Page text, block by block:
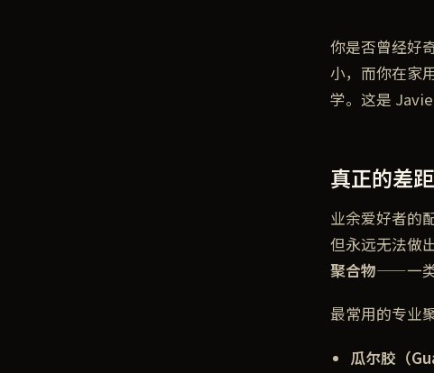
你是否曾经好
小，而你在家
学。这是
真正的差
业余爱好者的
但永远无法做
聚合物——一类
最常用的专业
瓜尔胶（